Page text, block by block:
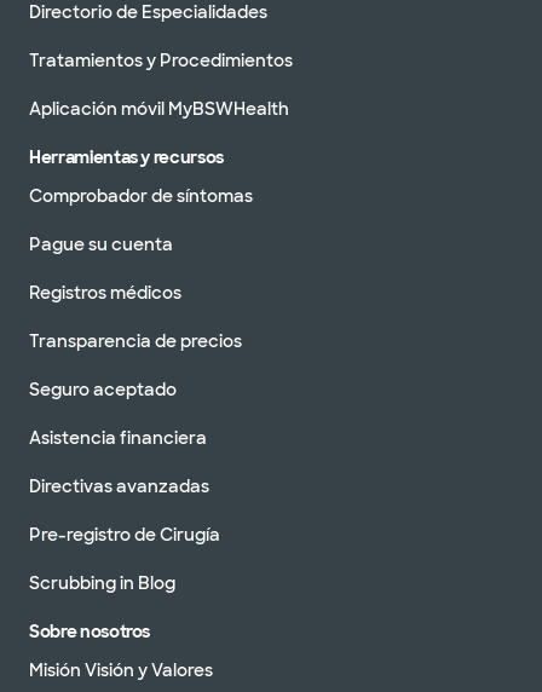
Directorio de Especialidades
Tratamientos y Procedimientos
Aplicación móvil MyBSWHealth
Herramientas y recursos
Comprobador de síntomas
Pague su cuenta
Registros médicos
Transparencia de precios
Seguro aceptado
Asistencia financiera
Directivas avanzadas
Pre-registro de Cirugía
Scrubbing in Blog
Sobre nosotros
Misión Visión y Valores